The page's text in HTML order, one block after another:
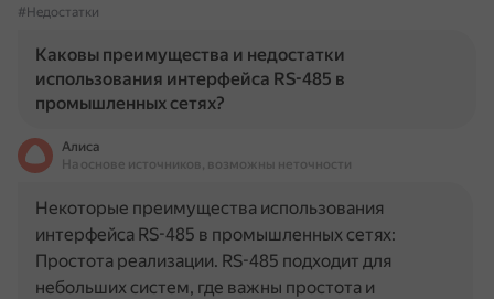
#Недостатки
Каковы преимущества и недостатки
использования интерфейса RS-485 в
промышленных сетях?
Алиса
На основе источников, возможны неточности
Некоторые преимущества использования
интерфейса RS-485 в промышленных сетях:
Простота реализации. RS-485 подходит для
небольших систем, где важны простота и